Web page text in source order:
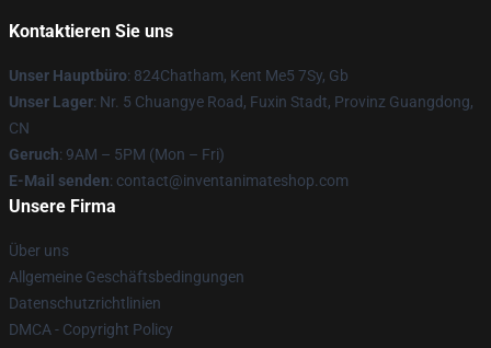
Kontaktieren Sie uns
Unser Hauptbüro: 824Chatham, Kent Me5 7Sy, Gb
Unser Lager: Nr. 5 Chuangye Road, Fuxin Stadt, Provinz Guangdong,
CN
Geruch: 9AM – 5PM (Mon – Fri)
E-Mail senden: contact@inventanimateshop.com
Unsere Firma
Über uns
Allgemeine Geschäftsbedingungen
Datenschutzrichtlinien
DMCA - Copyright Policy